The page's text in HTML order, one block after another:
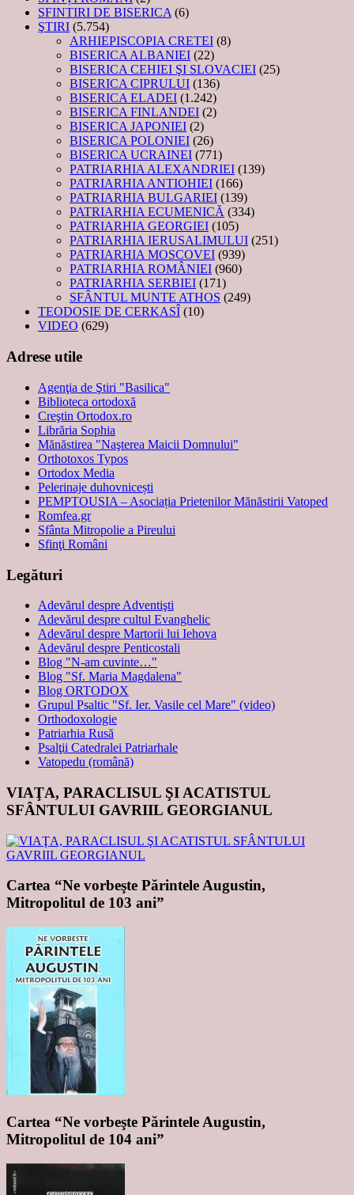
SFINTIRI DE BISERICA(6)
ŞTIRI (5.754)
ARHIEPISCOPIA CRETEI (8)
BISERICA ALBANIEI (22)
BISERICA CEHIEI ŞI SLOVACIEI (25)
BISERICA CIPRULUI (136)
BISERICA ELADEI (1.242)
BISERICA FINLANDEI (2)
BISERICA JAPONIEI (2)
BISERICA POLONIEI (26)
BISERICA UCRAINEI (771)
PATRIARHIA ALEXANDRIEI (139)
PATRIARHIA ANTIOHIEI (166)
PATRIARHIA BULGARIEI (139)
PATRIARHIA ECUMENICĂ (334)
PATRIARHIA GEORGIEI (105)
PATRIARHIA IERUSALIMULUI (251)
PATRIARHIA MOSCOVEI (939)
PATRIARHIA ROMÂNIEI (960)
PATRIARHIA SERBIEI (171)
SFÂNTUL MUNTE ATHOS (249)
TEODOSIE DE CERKASÎ (10)
VIDEO (629)
Adrese utile
Agenţia de Ştiri "Basilica"
Biblioteca ortodoxă
Creştin Ortodox.ro
Librăria Sophia
Mănăstirea "Naşterea Maicii Domnului"
Orthotoxos Typos
Ortodox Media
Pelerinaje duhovnicești
PEMPTOUSIA – Asociația Prietenilor Mănăstirii Vatoped
Romfea.gr
Sfânta Mitropolie a Pireului
Sfinţi Români
Legături
Adevărul despre Adventişti
Adevărul despre cultul Evanghelic
Adevărul despre Martorii lui Iehova
Adevărul despre Penticostali
Blog "N-am cuvinte…"
Blog "Sf. Maria Magdalena"
Blog ORTODOX
Grupul Psaltic "Sf. Ier. Vasile cel Mare" (video)
Orthodoxologie
Patriarhia Rusă
Psalţii Catedralei Patriarhale
Vatopedu (română)
VIAŢA, PARACLISUL ŞI ACATISTUL
SFÂNTULUI GAVRIIL GEORGIANUL
Cartea “Ne vorbeşte Părintele Augustin,
Mitropolitul de 103 ani”
Cartea “Ne vorbeşte Părintele Augustin,
Mitropolitul de 104 ani”